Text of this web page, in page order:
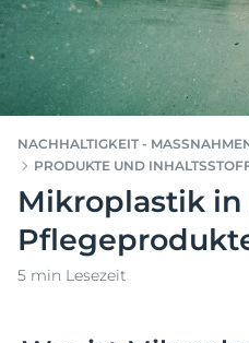
NACHHALTIGKEIT -
PRODUKTE UND
Mikroplastik in
5 min Lesezeit